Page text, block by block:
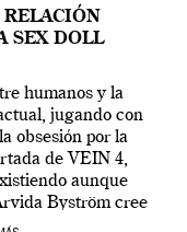
SEX DOLL
humanos y la
jugando con
obsesión por la
de VEIN 4,
aunque
Byström cree
[…]